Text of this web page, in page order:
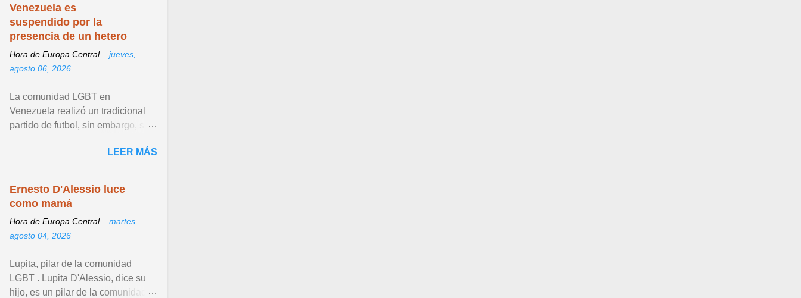
Venezuela es
suspendido por la
presencia de un hetero
Hora de Europa Central – jueves,
agosto 06, 2026
La comunidad LGBT en
Venezuela realizó un tradicional
partido de futbol, sin embargo, su
por una trampa que ... Ver articulo
...
LEER MÁS
Ernesto D'Alessio luce
como mamá
Hora de Europa Central – martes,
agosto 04, 2026
Lupita, pilar de la comunidad
LGBT . Lupita D'Alessio, dice su
hijo, es un pilar de la comunidad